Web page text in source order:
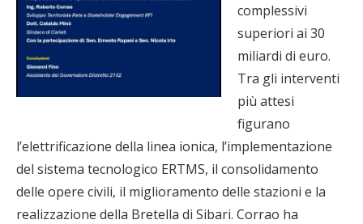
complessivi
superiori ai 30
miliardi di euro.
Tra gli interventi
più attesi
figurano
l’elettrificazione della linea ionica, l’implementazione
del sistema tecnologico ERTMS, il consolidamento
delle opere civili, il miglioramento delle stazioni e la
realizzazione della Bretella di Sibari. Corrao ha